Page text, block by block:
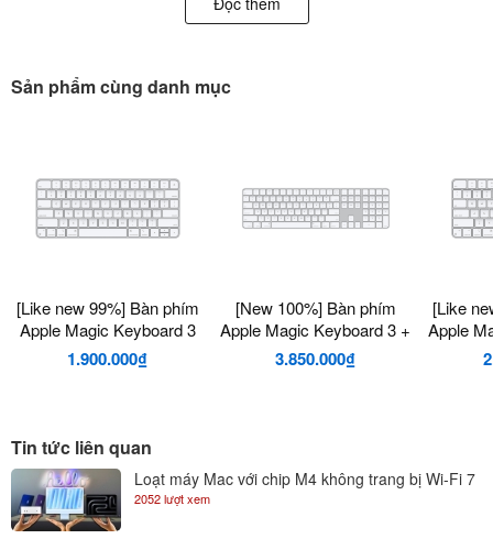
-Hành trình gõ phím ngắn hơn êm ái hơn đời đầu
-Các dòng MacBook, IMac, Mac Mini, ….
-Các dòng iPad
-Các dòng laptop có kết nối Bluetooth
Sản phẩm cùng danh mục
[Like new 99%] Bàn phím
Apple Magic Keyboard 3
1.900.000₫
[New 100%] Bàn phím
Apple Magic Keyboard 3 +
Touch ID/ Phím số
3.850.000₫
[Like
Apple
Tin tức liên quan
Loạt máy Mac với chip M4 không trang bị Wi-Fi 7
2052 lượt xem